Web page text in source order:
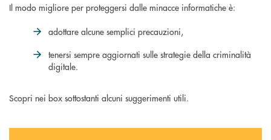
Il modo migliore per proteggersi dalle minacce informatiche è:
adottare alcune semplici precauzioni,
tenersi sempre aggiornati sulle strategie della criminalità
digitale.
Scopri nei box sottostanti alcuni suggerimenti utili.